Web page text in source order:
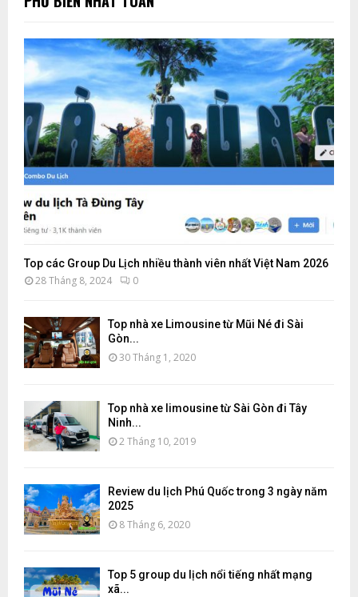
Top các Group Du Lịch nhiều thành viên nhất Việt Nam 2026
28 Tháng 8, 2024 0
Top nhà xe Limousine từ Mũi Né đi Sài
Gòn...
30 Tháng 1, 2020
Top nhà xe limousine từ Sài Gòn đi Tây
Ninh...
2 Tháng 10, 2019
Review du lịch Phú Quốc trong 3 ngày năm
2025
8 Tháng 6, 2020
Top 5 group du lịch nổi tiếng nhất mạng
xã...